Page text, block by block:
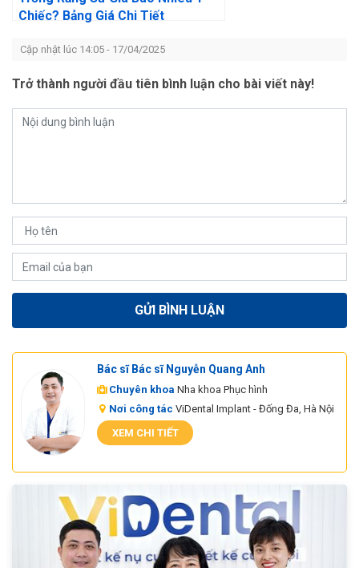
Chiếc? Bảng Giá Chi Tiết
Cập nhật lúc 14:05 - 17/04/2025
Trở thành người đầu tiên bình luận cho bài viết này!
Bác sĩ Bác sĩ Nguyễn Quang Anh
Chuyên khoa Nha khoa Phục hình
Nơi công tác ViDental Implant - Đống Đa, Hà Nội
XEM CHI TIẾT